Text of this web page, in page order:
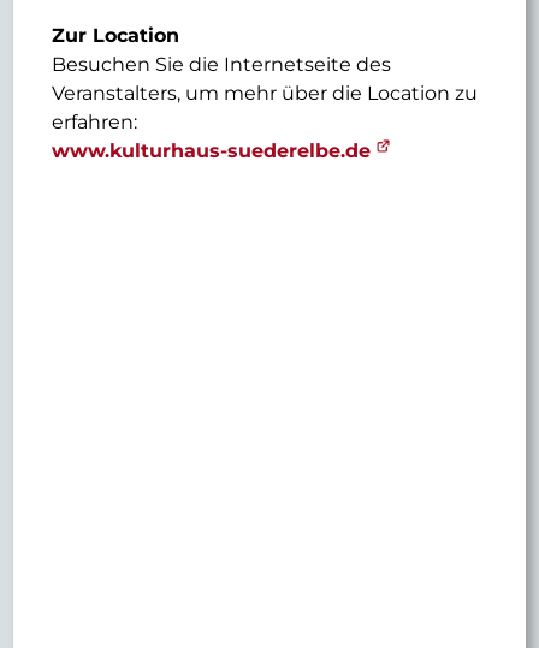
Zur Location
Besuchen Sie die Internetseite des
Veranstalters, um mehr über die Location zu
erfahren:
www.kulturhaus-suederelbe.de